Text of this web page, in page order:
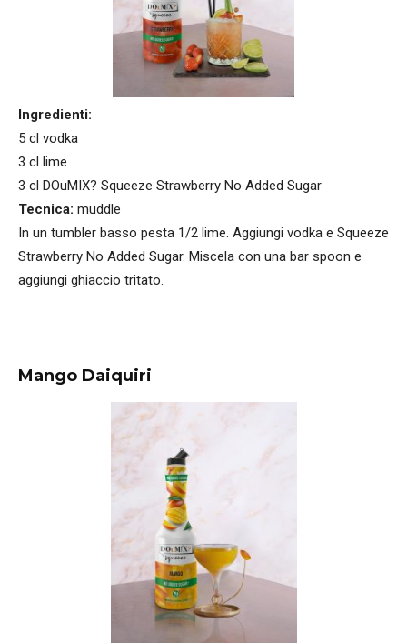
Ingredienti:
5 cl vodka
3 cl lime
3 cl DOuMIX? Squeeze Strawberry No Added Sugar
Tecnica: muddle
In un tumbler basso pesta 1/2 lime. Aggiungi vodka e Squeeze
Strawberry No Added Sugar. Miscela con una bar spoon e
aggiungi ghiaccio tritato.
Mango Daiquiri